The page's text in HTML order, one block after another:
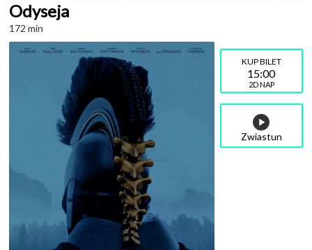
Odyseja
172 min
15:00
2D NAP
Zwiastun